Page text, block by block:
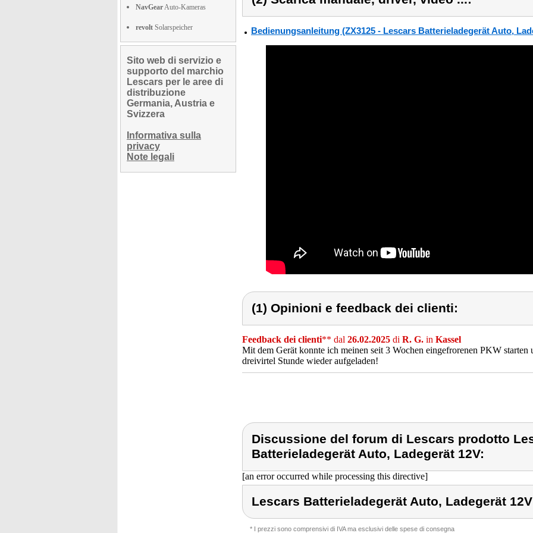
NavGearAuto-Kameras
revolt Solarspeicher
Sito web di servizio e
supporto del marchio
Lescars per le aree di
distribuzione
Germania, Austria e
Svizzera
Informativa sulla
privacy
Note legali
Bedienungsanleitung (ZX3125 - Lescars Batterieladegerät Auto,
(1) Opinioni e feedback dei clienti:
Feedback dei clienti** dal 26.02.2025 di R. G. in Kassel
Mit dem Gerät konnte ich meinen seit 3 Wochen eingefrorenen PKW starten
dreivirtel Stunde wieder aufgeladen!
Discussione del forum di Lescars prodotto
Batterieladegerät Auto, Ladegerät 12V:
[an error occurred while processing this directive]
Lescars Batterieladegerät Auto, Ladegerät 12V
* I prezzi sono comprensivi di IVA ma esclusivi delle spese di consegna